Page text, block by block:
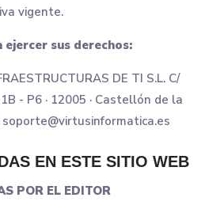
vigente.
sus derechos:
DE TI S.L. C/
- P6 · 12005 · Castellón de la
EN ESTE SITIO WEB
POR EL EDITOR